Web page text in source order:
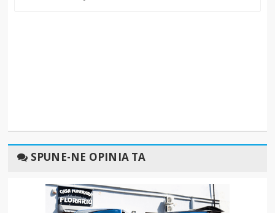
SPUNE-NE OPINIA TA